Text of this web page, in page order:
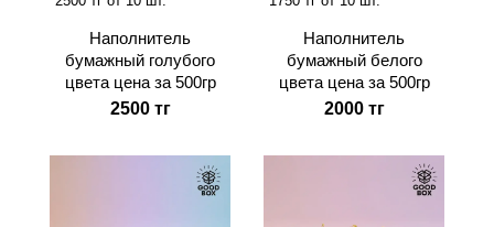
Наполнитель
бумажный голубого
цвета цена за 500гр
2500 тг
Наполнитель
бумажный белого
цвета цена за 500гр
2000 тг